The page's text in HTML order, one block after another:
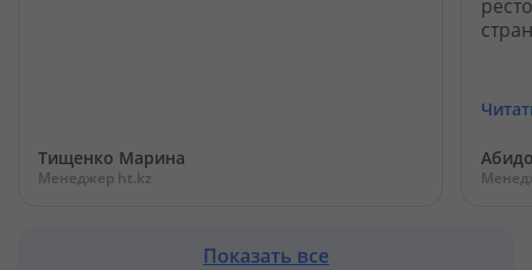
Тищенко Марина
Менеджер ht.kz
Показать все